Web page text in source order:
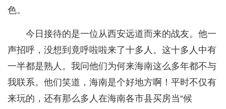
色。
今日接待的是一位从西安远道而来的战友。他一
声招呼，没想到竟呼啦啦来了十多人。这十多人中有
一半都是熟人。我问他们为何来海南这么多年都不与
我联系。他们笑道，海南是个好地方啊！平时不仅有
来玩的，还有那么多人在海南各市县买房当“候